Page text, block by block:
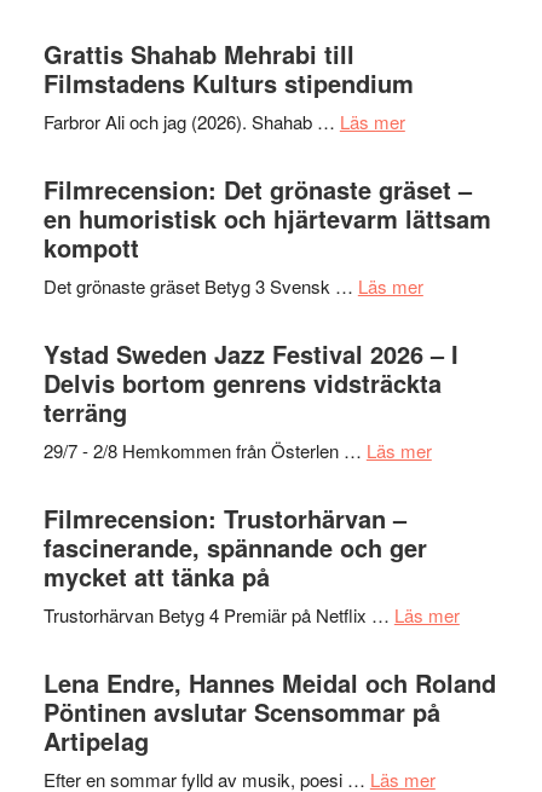
presenterar
19
titlar
i
Grattis Shahab Mehrabi till
Filmstadens Kulturs stipendium
Farbror Ali och jag (2026). Shahab … Läs merom
Shahab
Mehrabi
till
Kulturs
Filmrecension: Det grönaste gräset –
en humoristisk och hjärtevarm lättsam
kompott
Det grönaste gräset Betyg 3 Svensk … Läs merom
Det
grönaste
gräset
en
hjärtevarm
Ystad Sweden Jazz Festival 2026 – I
Delvis bortom genrens vidsträckta
terräng
29/7 - 2/8 Hemkommen från Österlen … Läs merom
–
Delvis
bortom
Filmrecension: Trustorhärvan –
fascinerande, spännande och ger
mycket att tänka på
Trustorhärvan Betyg 4 Premiär på Netflix … Läs merom
–
Lena Endre, Hannes Meidal och Roland
Pöntinen avslutar Scensommar på
Artipelag
Efter en sommar fylld av musik, poesi … Läs merom